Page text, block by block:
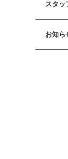
スタッ
お知ら